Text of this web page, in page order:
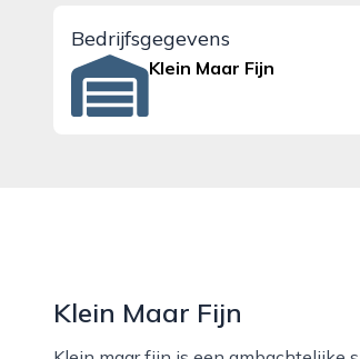
Bedrijfsgegevens
Klein Maar Fijn
Klein Maar Fijn